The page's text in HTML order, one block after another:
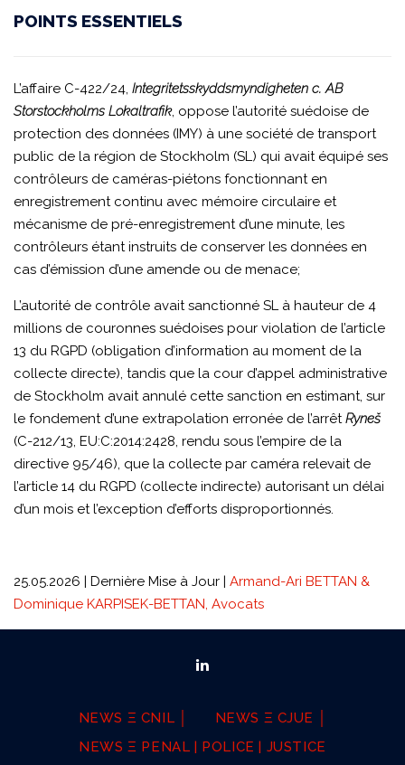
POINTS ESSENTIELS
L’affaire C-422/24, Integritetsskyddsmyndigheten c. AB
Storstockholms Lokaltrafik, oppose l’autorité suédoise de
protection des données (IMY) à une société de transport
public de la région de Stockholm (SL) qui avait équipé ses
contrôleurs de caméras-piétons fonctionnant en
enregistrement continu avec mémoire circulaire et
mécanisme de pré-enregistrement d’une minute, les
contrôleurs étant instruits de conserver les données en
cas d’émission d’une amende ou de menace;
L’autorité de contrôle avait sanctionné SL à hauteur de 4
millions de couronnes suédoises pour violation de l’article
13 du RGPD (obligation d’information au moment de la
collecte directe), tandis que la cour d’appel administrative
de Stockholm avait annulé cette sanction en estimant, sur
le fondement d’une extrapolation erronée de l’arrêtRyneš
(C-212/13, EU:C:2014:2428, rendu sous l’empire de la
directive 95/46), que la collecte par caméra relevait de
l’article 14 du RGPD (collecte indirecte) autorisant un délai
d’un mois et l’exception d’efforts disproportionnés.
25.05.2026 | Dernière Mise à Jour | Armand-Ari BETTAN &
Dominique KARPISEK-BETTAN, Avocats
NEWS Ξ CNIL │
NEWS Ξ CJUE │
NEWS Ξ PENAL | POLICE | JUSTICE